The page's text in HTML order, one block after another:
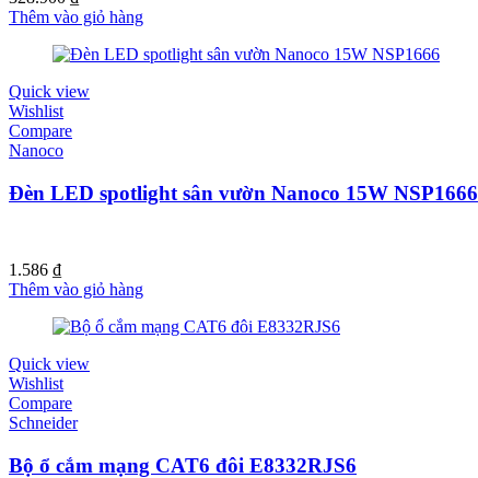
Thêm vào giỏ hàng
Quick view
Wishlist
Compare
Nanoco
Đèn LED spotlight sân vườn Nanoco 15W NSP1666
1.586 ₫
Thêm vào giỏ hàng
Quick view
Wishlist
Compare
Schneider
Bộ ổ cắm mạng CAT6 đôi E8332RJS6